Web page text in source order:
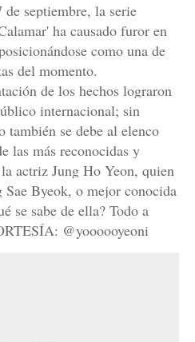
septiembre, la serie
ha causado furor en
como una de
del momento.
de los hechos lograron
internacional; sin
también se debe al elenco
las más reconocidas y
actriz Jung Ho Yeon, quien
Byeok, o mejor conocida
se sabe de ella? Todo a
@yoooooyeoni